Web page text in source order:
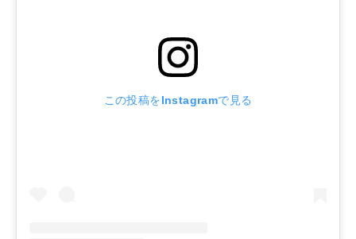
この投稿をInstagramで見る